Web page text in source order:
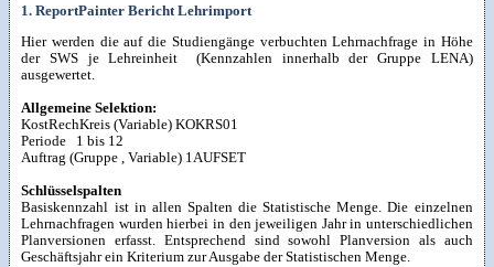
1. ReportPainter Bericht Lehrimport
Hier werden die auf die Studiengänge verbuchten Lehrnachfrage in Höhe
der SWS je Lehreinheit (Kennzahlen innerhalb der Gruppe LENA)
ausgewertet.
Allgemeine Selektion:
KostRechKreis (Variable) KOKRS01
Periode 1 bis 12
Auftrag (Gruppe , Variable) 1AUFSET
Schlüsselspalten
Basiskennzahl ist in allen Spalten die Statistische Menge. Die einzelnen
Lehrnachfragen wurden hierbei in den jeweiligen Jahr in unterschiedlichen
Planversionen erfasst. Entsprechend sind sowohl Planversion als auch
Geschäftsjahr ein Kriterium zur Ausgabe der Statistischen Menge.